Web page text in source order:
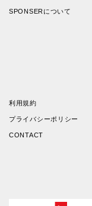
SPONSERについて
利用規約
プライバシーポリシー
CONTACT